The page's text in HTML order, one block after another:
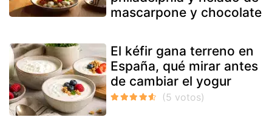
mascarpone y chocolate
El kéfir gana terreno en
España, qué mirar antes
de cambiar el yogur